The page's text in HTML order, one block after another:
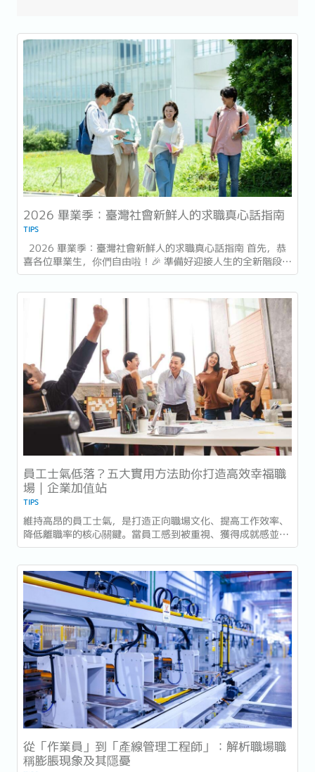
2026 畢業季：臺灣社會新鮮人的求職真心話指南
TIPS
2026 畢業季：臺灣社會新鮮人的求職真心話指南 首先，恭
喜各位畢業生，你們自由啦！🎉 準備好迎接人生的全新階段了
嗎？ 不過，走出校門後，接下來要面對的，可能是一段過去在
員工士氣低落？五大實用方法助你打造高效幸福職
場｜企業加值站
TIPS
維持高昂的員工士氣，是打造正向職場文化、提高工作效率、
降低離職率的核心關鍵。當員工感到被重視、獲得成就感並擁
有明確的發展方向時，不僅能激發潛能，更能為公司帶來長遠
法，幫助你打造一個更積極、有凝聚力的工作環境。 ...
從「作業員」到「產線管理工程師」：解析職場職
稱膨脹現象及其隱憂